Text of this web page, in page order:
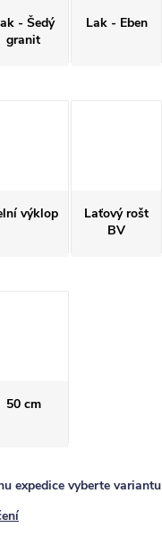
- Šedý
granit
Lak - Eben
výklop
Laťový rošt
BV
50 cm
expedice vyberte variantu